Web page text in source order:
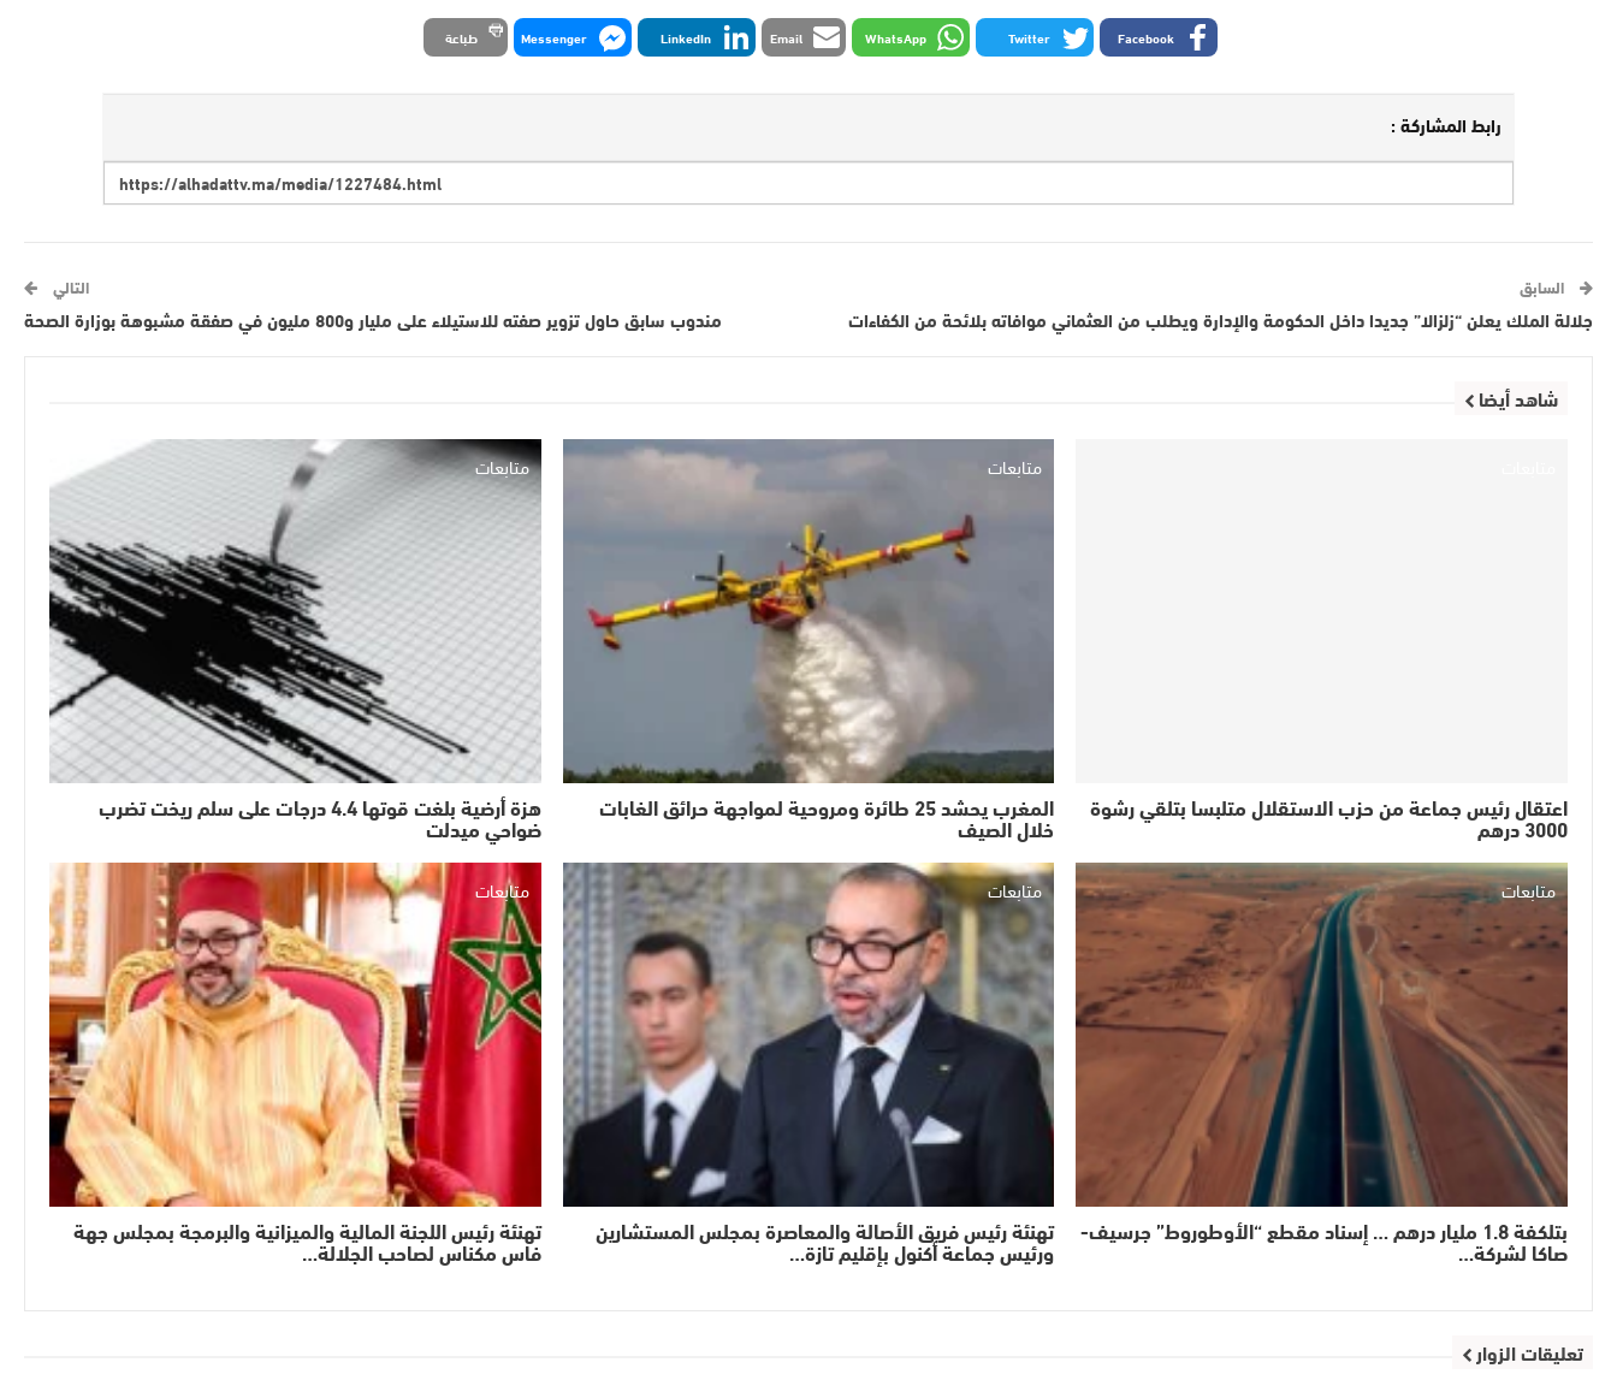
Facebook
Twitter
WhatsApp
Email
LinkedIn
Messenger طباعة
رابط المشاركة :
السابق
جلالة الملك يعلن “زلزالا” جديدا داخل الحكومة والإدارة ويطلب من العثماني موافاته بلائحة من الكفاءات
التالي
مندوب سابق حاول تزوير صفته للاستيلاء على مليار و800 مليون في صفقة مشبوهة بوزارة الصحة
شاهد أيضا
اعتقال رئيس جماعة من حزب الاستقلال متلبسا بتلقي رشوة
3000 درهم
متابعات
المغرب يحشد 25 طائرة ومروحية لمواجهة حرائق الغابات
خلال الصيف
متابعات
هزة أرضية بلغت قوتها 4.4 درجات على سلم ريخت تضرب
ضواحي ميدلت
متابعات
بتلكفة 1.8 مليار درهم … إسناد مقطع “الأوطوروط” جرسيف-
صاكا لشركة…
متابعات
تهنئة رئيس فريق الأصالة والمعاصرة بمجلس المستشارين
ورئيس جماعة أكنول بإقليم تازة…
متابعات
تهنئة رئيس اللجنة المالية والميزانية والبرمجة بمجلس جهة
فاس مكناس لصاحب الجلالة…
تعليقات الزوار